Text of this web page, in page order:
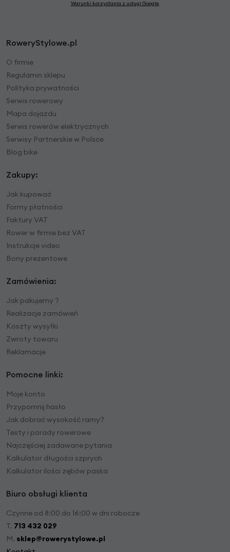
Warunki korzystania z usługi Google.
RoweryStylowe.pl
O firmie
Regulamin sklepu
Polityka prywatności
Serwis rowerowy
Mapa dojazdu
Serwis rowerów elektrycznych
Serwisy Partnerskie w Polsce
Blog bike
Zakupy:
Jak kupować
Formy płatności
Faktury VAT
Rower w firmie bez VAT
Instrukcje video
Bony prezentowe
Zamówienia:
Jak pakujemy ?
Realizacje zamówień
Koszty wysyłki
Zwroty towaru
Reklamacje
Pomocne linki:
Moje konto
Przypomnij hasło
Jak dobrać wysokość ramy?
Testy i porady rowerowe
Najczęściej zadawane pytania
Kalkulator długości szprych
Kalkulator ilości zębów paska
Biuro obsługi klienta
Czynne od 8:00 do 16:00 w dni robocze
T. 713 432 029
M. sklep@rowerystylowe.pl